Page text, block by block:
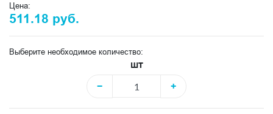
Цена:
511.18 руб.
Выберите необходимое количество:
шт
−
+